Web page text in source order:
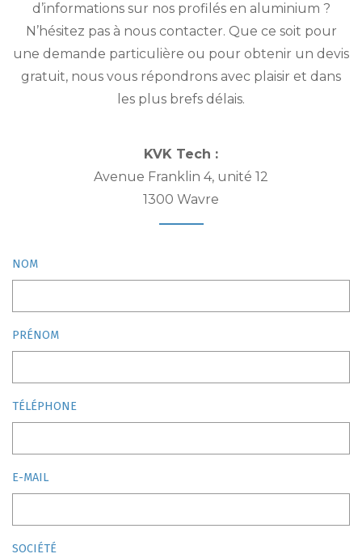
d’informations sur nos profilés en aluminium ?
N’hésitez pas à nous contacter. Que ce soit pour
une demande particulière ou pour obtenir un devis
gratuit, nous vous répondrons avec plaisir et dans
les plus brefs délais.
KVK Tech :
Avenue Franklin 4, unité 12
1300 Wavre
NOM
PRÉNOM
TÉLÉPHONE
E-MAIL
SOCIÉTÉ